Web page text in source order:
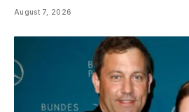
August 7, 2026